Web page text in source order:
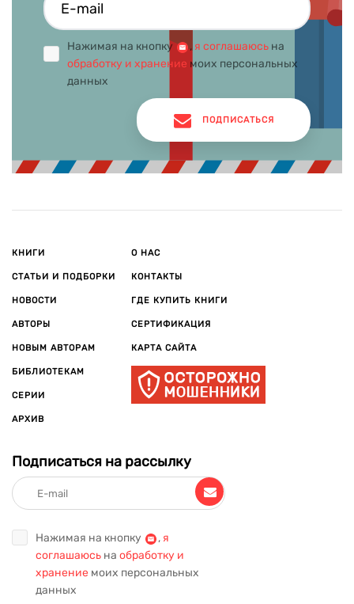
Нажимая на кнопку , я соглашаюсь на
обработку и хранение моих персональных
данных
ПОДПИСАТЬСЯ
КНИГИ
СТАТЬИ И ПОДБОРКИ
НОВОСТИ
АВТОРЫ
НОВЫМ АВТОРАМ
БИБЛИОТЕКАМ
СЕРИИ
АРХИВ
О НАС
КОНТАКТЫ
ГДЕ КУПИТЬ КНИГИ
СЕРТИФИКАЦИЯ
КАРТА САЙТА
Подписаться на рассылку
Нажимая на кнопку , я
соглашаюсь на обработку и
хранение моих персональных
данных